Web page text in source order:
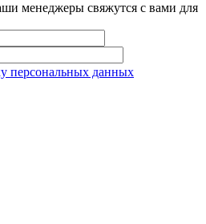
менеджеры свяжутся с вами для
персональных данных